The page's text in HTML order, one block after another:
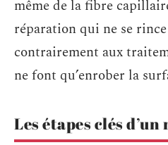
même de la fibre
réparation qui ne se
contrairement aux
ne font qu’enrober la
Les étapes clés